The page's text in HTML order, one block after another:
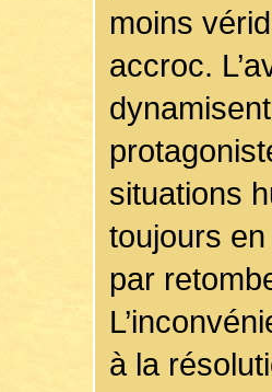
moins
accroc.
situations
toujours
par
à la